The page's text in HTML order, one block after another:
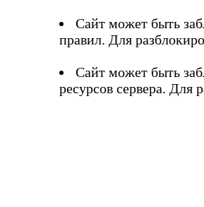
Сайт может быть
правил. Для
Сайт может быть
ресурсов сервера. Для